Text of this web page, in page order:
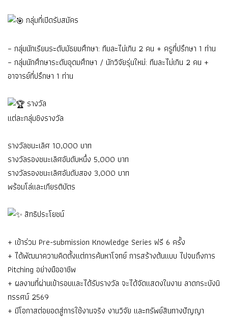
กลุ่มที่เปิดรับสมัคร
– กลุ่มนักเรียนระดับมัธยมศึกษา: ทีมละไม่เกิน 2 คน + ครูที่ปรึกษา 1 ท่าน
– กลุ่มนักศึกษาระดับอุดมศึกษา / นักวิจัยรุ่นใหม่: ทีมละไม่เกิน 2 คน +
อาจารย์ที่ปรึกษา 1 ท่าน
รางวัล
แต่ละกลุ่มชิงรางวัล
รางวัลชนะเลิศ 10,000 บาท
รางวัลรองชนะเลิศอันดับหนึ่ง 5,000 บาท
รางวัลรองชนะเลิศอันดับสอง 3,000 บาท
พร้อมโล่และเกียรติบัตร
สิทธิประโยชน์
+ เข้าร่วม Pre-submission Knowledge Series ฟรี 6 ครั้ง
+ ได้พัฒนาความคิดตั้งแต่การค้นหาโจทย์ การสร้างต้นแบบ ไปจนถึงการ
Pitching อย่างมืออาชีพ
+ ผลงานที่ผ่านเข้ารอบและได้รับรางวัล จะได้จัดแสดงในงาน ลาดกระบังนิ
ทรรศน์ 2569
+ มีโอกาสต่อยอดสู่การใช้งานจริง งานวิจัย และทรัพย์สินทางปัญญา